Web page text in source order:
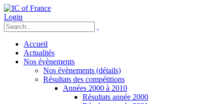
Login
Accueil
Actualités
Nos évènements
Nos évènements (détails)
Résultats des compétitions
Années 2000 à 2010
Résultats année 2000